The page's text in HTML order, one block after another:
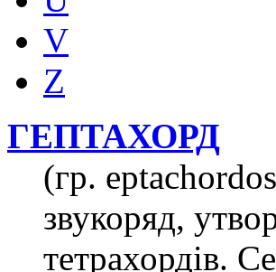
V
Z
ГЕПТАХОРД
(гр.
звукоряд,
тетрахордів.